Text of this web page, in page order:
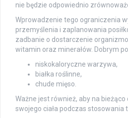
nie będzie odpowiednio
Wprowadzenie tego ograniczenia
przemyślenia i zaplanowania
zadbanie o dostarczenie
witamin oraz minerałów. Dobrym
niskokaloryczne warzywa,
białka roślinne,
chude mięso.
Ważne jest również, aby na
swojego ciała podczas stosowania